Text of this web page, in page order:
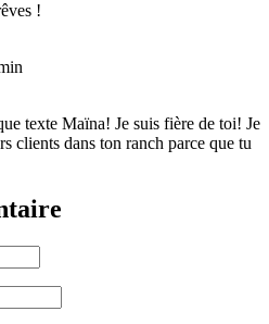
!
texte Maïna! Je suis fière de toi! Je
clients dans ton ranch parce que tu